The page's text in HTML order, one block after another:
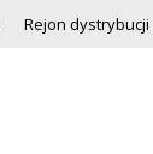
Rejon dystrybucji